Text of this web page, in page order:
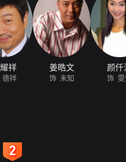
祥
德祥
姜皓文
饰 未知
颜仟
饰 雯